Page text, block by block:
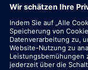
Wichtiger
dass Siemens zu
während oder
verlangt. Wir